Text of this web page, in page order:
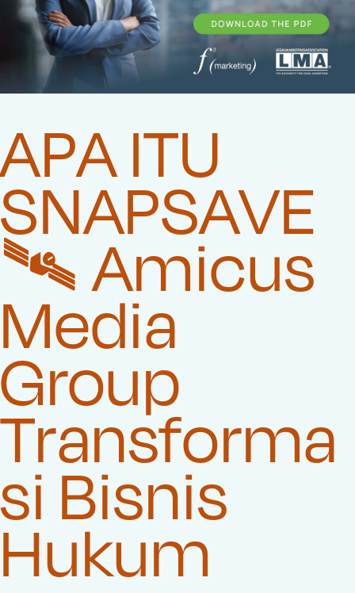
APA ITU
SNAPSAVE
🛰️‍ Amicus
Media
Group
Transforma
si Bisnis
Hukum